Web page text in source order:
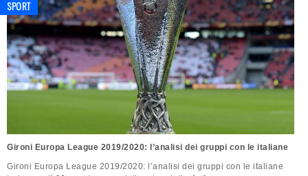
SPORT
Gironi Europa League 2019/2020: l’analisi dei gruppi con le italiane
Gironi Europa League 2019/2020: l’analisi dei gruppi con le italiane